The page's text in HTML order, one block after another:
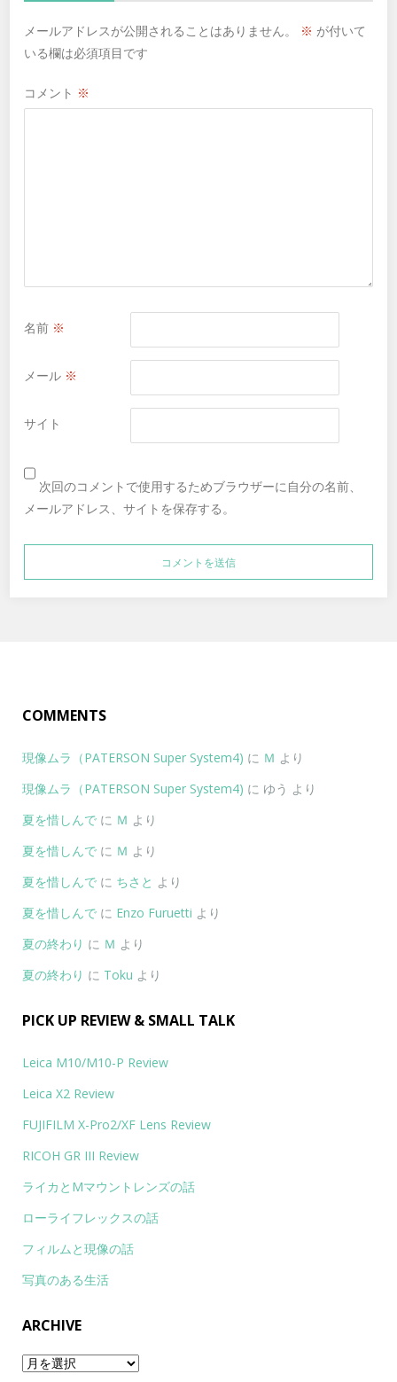
メールアドレスが公開されることはありません。 ※ が付いて
いる欄は必須項目です
コメント ※
名前 ※
メール ※
サイト
次回のコメントで使用するためブラウザーに自分の名前、
メールアドレス、サイトを保存する。
COMMENTS
現像ムラ（PATERSON Super System4) に Ｍ より
現像ムラ（PATERSON Super System4) に ゆう より
夏を惜しんで に Ｍ より
夏を惜しんで に Ｍ より
夏を惜しんで に ちさと より
夏を惜しんで に Enzo Furuetti より
夏の終わり に Ｍ より
夏の終わり に Toku より
PICK UP REVIEW & SMALL TALK
Leica M10/M10-P Review
Leica X2 Review
FUJIFILM X-Pro2/XF Lens Review
RICOH GR III Review
ライカとMマウントレンズの話
ローライフレックスの話
フィルムと現像の話
写真のある生活
ARCHIVE
Archive